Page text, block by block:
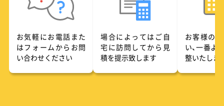
お気軽にお電話また
はフォームからお問
い合わせください
場合によってはご自
宅に訪問してから見
積を提示致します
お客様の
い、一番よ
整いたしま